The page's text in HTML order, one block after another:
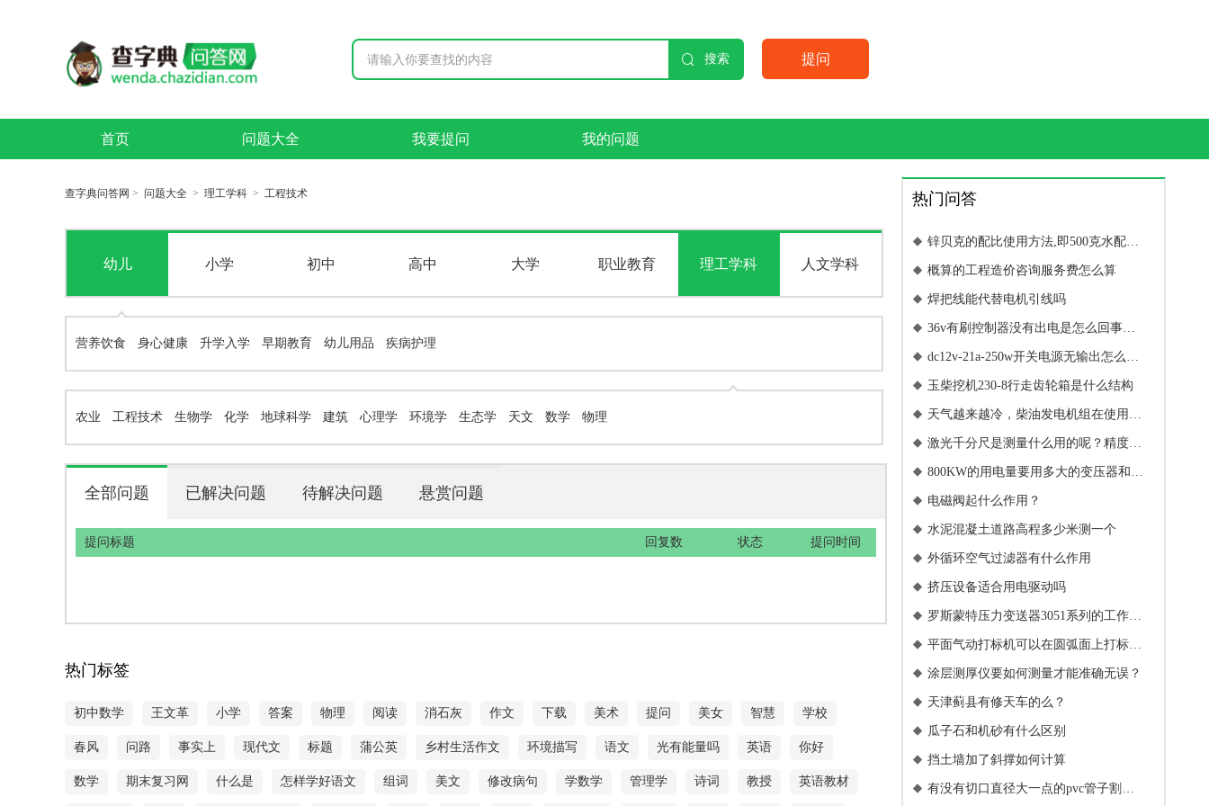
 搜索 提问
首页 问题大全 我要提问 我的问题
查字典问答网 > 问题大全 > 理工学科 > 工程技术
幼儿 小学 初中 高中 大学 职业教育 理工学科 人文学科
营养饮食 身心健康 升学入学 早期教育 幼儿用品 疾病护理
农业 工程技术 生物学 化学 地球科学 建筑 心理学 环境学 生态学 天文 数学 物理
全部问题 已解决问题 待解决问题 悬赏问题
提问标题 回复数 状态 提问时间
热门标签
初中数学 王文革 小学 答案 物理 阅读 消石灰 作文 下载 美术 提问 美女 智慧 学校
春风 问路 事实上 现代文 标题 蒲公英 乡村生活作文 环境描写 语文 光有能量吗 英语 你好
数学 期末复习网 什么是 怎样学好语文 组词 美文 修改病句 学数学 管理学 诗词 教授 英语教材
热门问答
 锌贝克的配比使用方法,即500克水配多
少克锌贝克
 概算的工程造价咨询服务费怎么算
 焊把线能代替电机引线吗
 36v有刷控制器没有出电是怎么回事
36V控制器没有输出电是怎么回事
 dc12v-21a-250w开关电源无输出怎么维
修
 玉柴挖机230-8行走齿轮箱是什么结构
 天气越来越冷，柴油发电机组在使用过
程中应注意什么
 激光千分尺是测量什么用的呢？精度多
高？
 800KW的用电量要用多大的变压器和电
缆
 电磁阀起什么作用？
 水泥混凝土道路高程多少米测一个
 外循环空气过滤器有什么作用
 挤压设备适合用电驱动吗
 罗斯蒙特压力变送器3051系列的工作原
理是什么
 平面气动打标机可以在圆弧面上打标
吗？
 涂层测厚仪要如何测量才能准确无误？
 天津蓟县有修天车的么？
 瓜子石和机砂有什么区别
 挡土墙加了斜撑如何计算
 有没有切口直径大一点的pvc管子割刀